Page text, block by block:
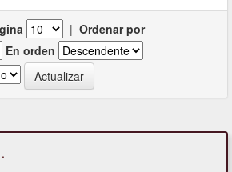
| Ordenar por
En orden